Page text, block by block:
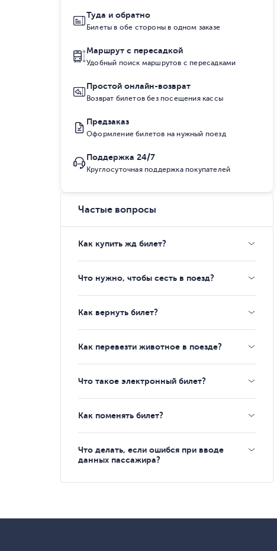
Туда и обратно
Билеты в обе стороны в одном заказе
Маршрут с пересадкой
Удобный поиск маршрутов с пересадками
Простой онлайн-возврат
Возврат билетов без посещения кассы
Предзаказ
Оформление билетов на нужный поезд
Поддержка 24/7
Круглосуточная поддержка покупателей
Частые вопросы
Как купить жд билет?
Что нужно, чтобы сесть в поезд?
Как вернуть билет?
Как перевезти животное в поезде?
Что такое электронный билет?
Как поменять билет?
Что делать, если ошибся при вводе
данных пассажира?